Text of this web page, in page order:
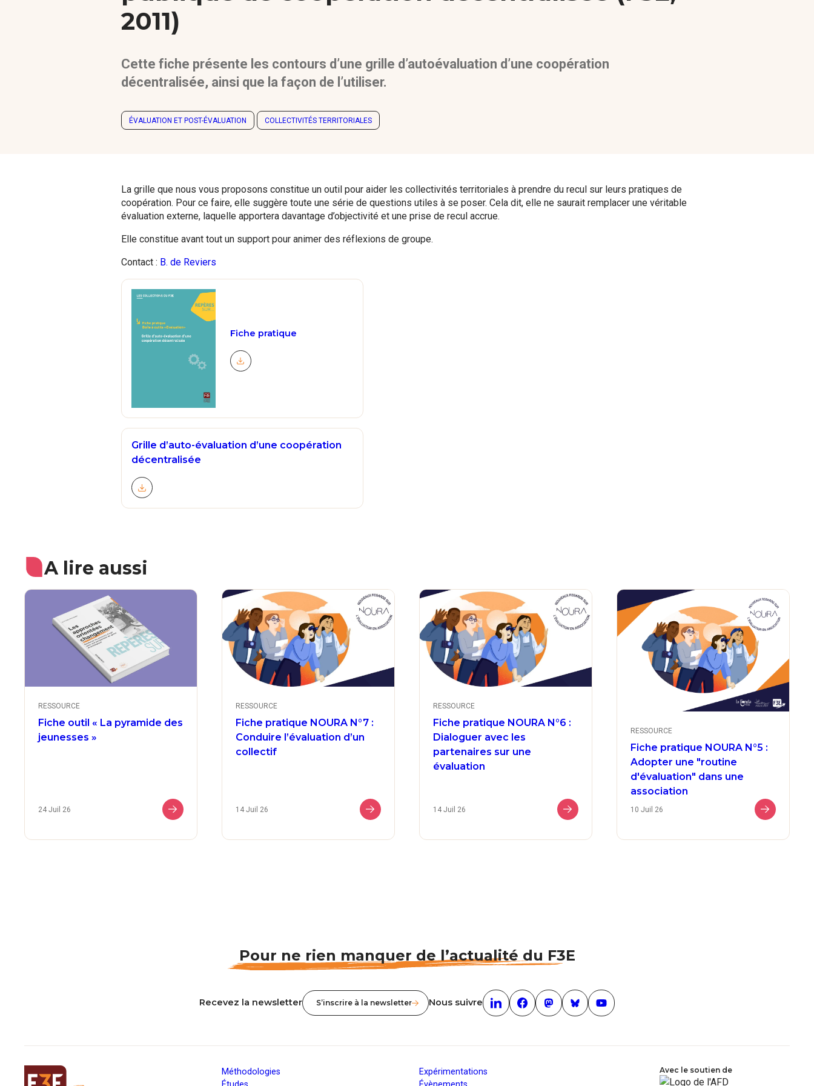
2011)
Cette fiche présente les contours d’une grille d’autoévaluation d’une coopération
décentralisée, ainsi que la façon de l’utiliser.
ÉVALUATION ET POST-ÉVALUATION COLLECTIVITÉS TERRITORIALES
La grille que nous vous proposons constitue un outil pour aider les collectivités territoriales à prendre du recul sur leurs pratiques de
coopération. Pour ce faire, elle suggère toute une série de questions utiles à se poser. Cela dit, elle ne saurait remplacer une véritable
évaluation externe, laquelle apportera davantage d’objectivité et une prise de recul accrue.
Elle constitue avant tout un support pour animer des réflexions de groupe.
Contact : B. de Reviers
Fiche pratique
Télécharger le document
Grille d’auto-évaluation d’une coopération
décentralisée
Télécharger le document
A lire aussi
RESSOURCE
Fiche outil « La pyramide des
jeunesses »
24 Juil 26
RESSOURCE
Fiche pratique NOURA N°7 :
Conduire l’évaluation d’un
collectif
14 Juil 26
RESSOURCE
Fiche pratique NOURA N°6 :
Dialoguer avec les
partenaires sur une
évaluation
14 Juil 26
RESSOURCE
Fiche pratique NOURA N°5 :
Adopter une "routine
d'évaluation" dans une
association
10 Juil 26
Pour ne rien manquer de l’actualité du F3E
Recevez la newsletter S’inscrire à la newsletter Nous suivre Linkedin (nouvelle fenêtre)
Facebook (nouvelle fenêtre)
mastodon (nouvelle fenêtre)
Bluesky (nouvelle fenêtre)
Youtube (nouvelle fenêtre)
Méthodologies
Expérimentations
Avec le soutien de